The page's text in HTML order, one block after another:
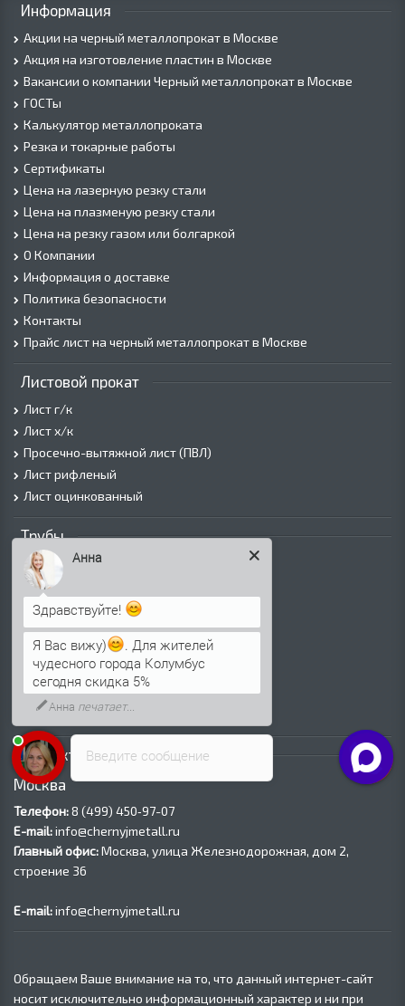
Информация
Акции на черный металлопрокат в Москве
Акция на изготовление пластин в Москве
Вакансии о компании Черный металлопрокат в Москве
ГОСТы
Калькулятор металлопроката
Резка и токарные работы
Сертификаты
Цена на лазерную резку стали
Цена на плазменую резку стали
Цена на резку газом или болгаркой
О Компании
Информация о доставке
Политика безопасности
Контакты
Прайс лист на черный металлопрокат в Москве
Листовой прокат
Лист г/к
Лист х/к
Просечно-вытяжной лист (ПВЛ)
Лист рифленый
Лист оцинкованный
Трубы
Трубы горячедеформированные
Труба холоднодеформированная
Трубы ВГП (Водогазопроводные)
Трубы ВГП оцинкованные
Трубы электросварные круглые
Трубы электросварные квадратные
Трубы электросварные прямоугольные
Трубы электросварные оцинкованные
Контакты
Москва
Телефон:8 (499) 450‑97-07
E-mail:info@chernyjmetall.ru
Главный офис:Москва, улица Железнодорожная, дом 2,
строение 36
E-mail:info@chernyjmetall.ru
Обращаем Ваше внимание на то, что данный интернет-сайт
носит исключительно информационный характер и ни при
Введите сообщение
Анна
Здравствуйте!
Я Вас вижу)
. Для жителей
чудесного города Колумбус
сегодня скидка 5%
Анна печатает...